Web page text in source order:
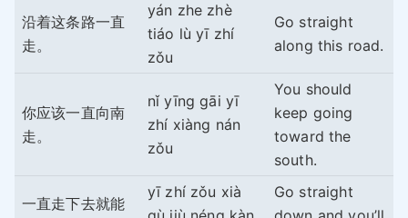
沿着这条路一直
走。
yán zhe zhè
tiáo lù yī zhí
zǒu
Go straight
along this road.
你应该一直向南
走。
nǐ yīng gāi yī
zhí xiàng nán
zǒu
You should
keep going
toward the
south.
一直走下去就能
yī zhí zǒu xià
Go straight